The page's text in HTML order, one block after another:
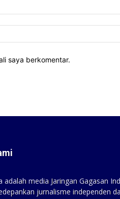
saya berkomentar.
adalah media Jaringan Gagasan
jurnalisme independen